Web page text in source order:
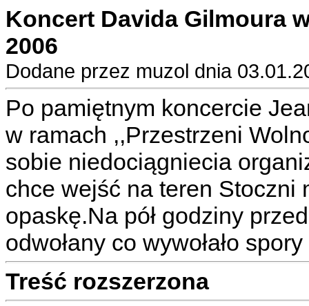
Koncert Davida Gilmoura
2006
Dodane przez muzol dnia
Po pamiętnym koncercie
w ramach ,,Przestrzeni
sobie niedociągniecia
chce wejść na teren Stoczni
opaskę.Na pół godziny
odwołany co wywołało
Treść rozszerzona